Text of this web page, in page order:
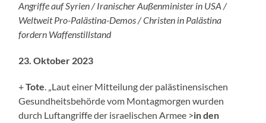
Angriffe auf Syrien / Iranischer Außenminister in USA /
Weltweit Pro-Palästina-Demos / Christen in Palästina
fordern Waffenstillstand
23. Oktober 2023
+Tote . „Laut einer Mitteilung der palästinensischen
Gesundheitsbehörde vom Montagmorgen wurden
durch Luftangriffe der israelischen Armee >in den